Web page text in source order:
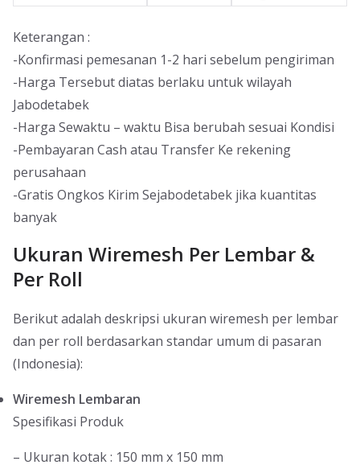
Keterangan :
-Konfirmasi pemesanan 1-2 hari sebelum pengiriman
-Harga Tersebut diatas berlaku untuk wilayah
Jabodetabek
-Harga Sewaktu – waktu Bisa berubah sesuai Kondisi
-Pembayaran Cash atau Transfer Ke rekening
perusahaan
-Gratis Ongkos Kirim Sejabodetabek jika kuantitas
banyak
Ukuran Wiremesh Per Lembar &
Per Roll
Berikut adalah deskripsi ukuran wiremesh per lembar
dan per roll berdasarkan standar umum di pasaran
(Indonesia):
Wiremesh Lembaran
Spesifikasi Produk
– Ukuran kotak : 150 mm x 150 mm